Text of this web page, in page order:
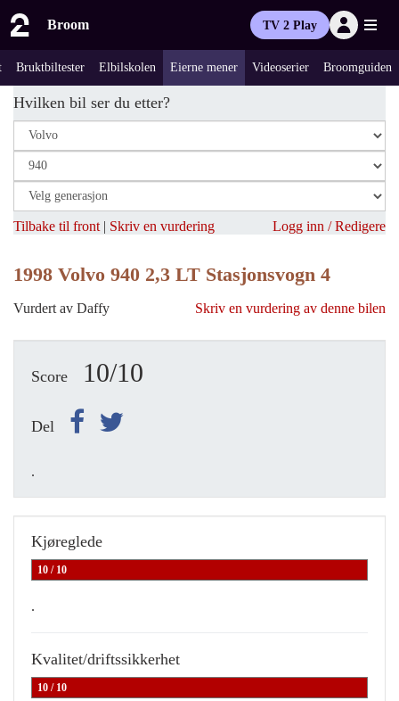
Broom TV 2 Play
Bruktbiltester Elbilskolen Eierne mener Videoserier Broomguiden
Hvilken bil ser du etter?
Tilbake til front | Skriv en vurdering Logg inn / Redigere
1998 Volvo 940 2,3 LT Stasjonsvogn 4
Vurdert av Daffy Skriv en vurdering av denne bilen
Score 10/10
Del
.
Kjøreglede
10 / 10
.
Kvalitet/driftssikkerhet
10 / 10